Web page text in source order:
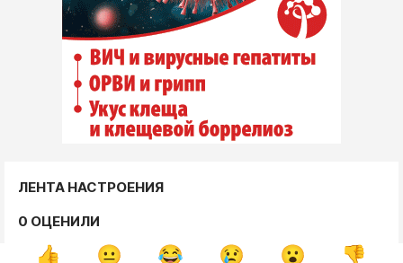
ЛЕНТА НАСТРОЕНИЯ
0 ОЦЕНИЛИ